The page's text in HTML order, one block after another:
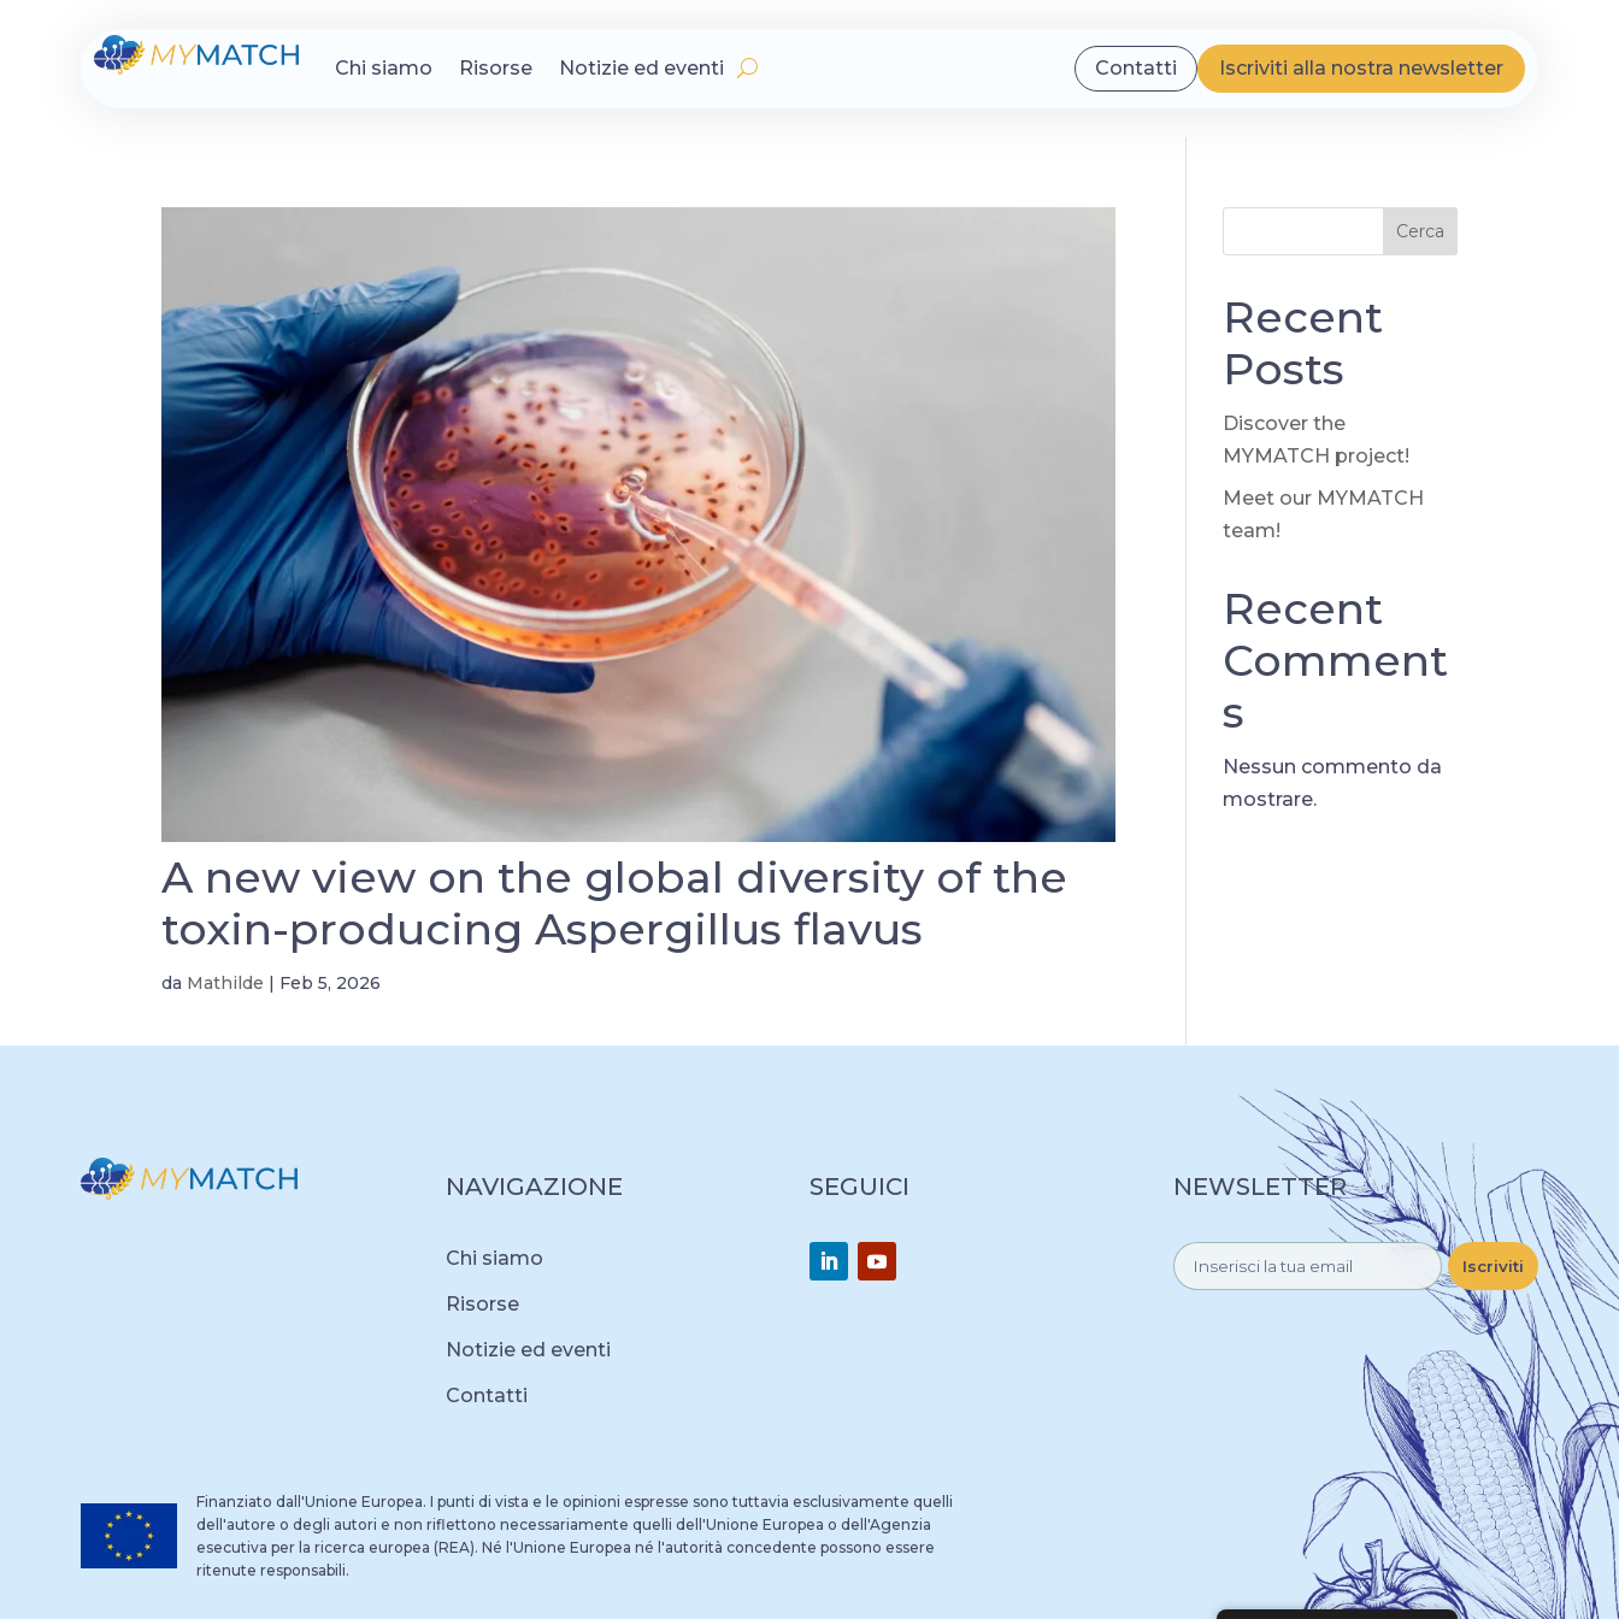
Chi siamo Risorse Notizie ed eventi Contatti Iscriviti alla nostra newsletter
A new view on the global diversity of the
toxin-producing Aspergillus flavus
da Mathilde | Feb 5, 2026
Cerca
Recent
Posts
Discover the
MYMATCH project!
Meet our MYMATCH
team!
Recent
Comment
s
Nessun commento da
mostrare.
NAVIGAZIONE
Chi siamo
Risorse
Notizie ed eventi
Contatti
SEGUICI NEWSLETTER
Finanziato dall'Unione Europea. I punti di vista e le opinioni espresse sono tuttavia esclusivamente quelli
dell'autore o degli autori e non riflettono necessariamente quelli dell'Unione Europea o dell'Agenzia
esecutiva per la ricerca europea (REA). Né l'Unione Europea né l'autorità concedente possono essere
ritenute responsabili.